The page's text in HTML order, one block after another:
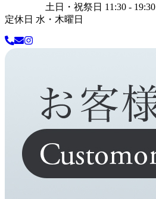
土日・祝祭日 11:30 - 19:30
定休日 水・木曜日